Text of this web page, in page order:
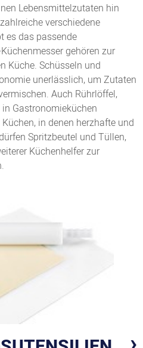
Lebensmittelzutaten hin
verschiedene
es das passende
gehören zur
Küche. Schüsseln und
unerlässlich, um Zutaten
Auch Rührlöffel,
Gastronomieküchen
in denen herzhafte und
Spritzbeutel und Tüllen,
Küchenhelfer zur